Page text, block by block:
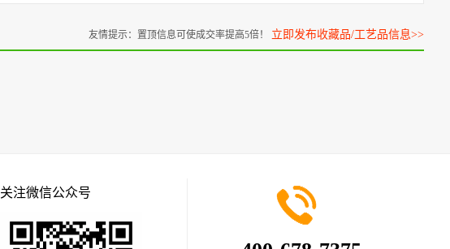
友情提示：置顶信息可使成交率提高5倍！ 立即发布收藏品/工艺品信息>>
关注微信公众号